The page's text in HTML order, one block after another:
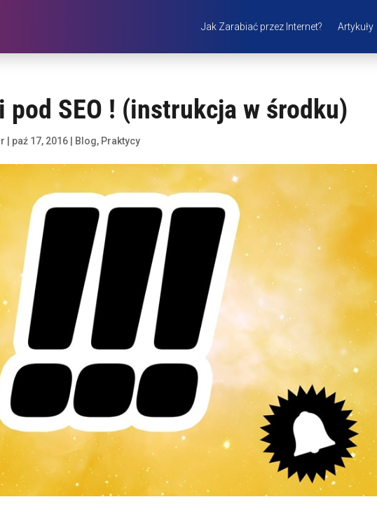
Jak Zarabiać przez Internet? Artykuły
pod SEO ! (instrukcja w środku)
paź 17, 2016 Blog, Praktycy